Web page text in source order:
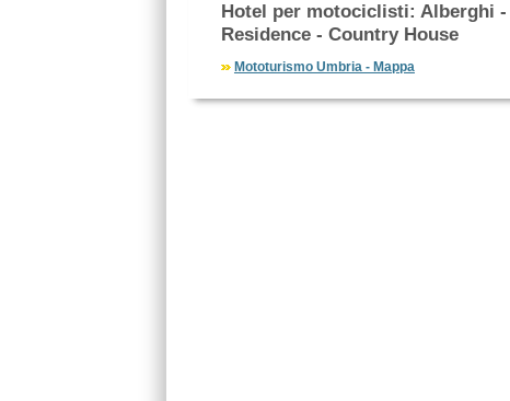
Hotel per motociclisti: Alberghi
Residence - Country House
Mototurismo Umbria - Mappa